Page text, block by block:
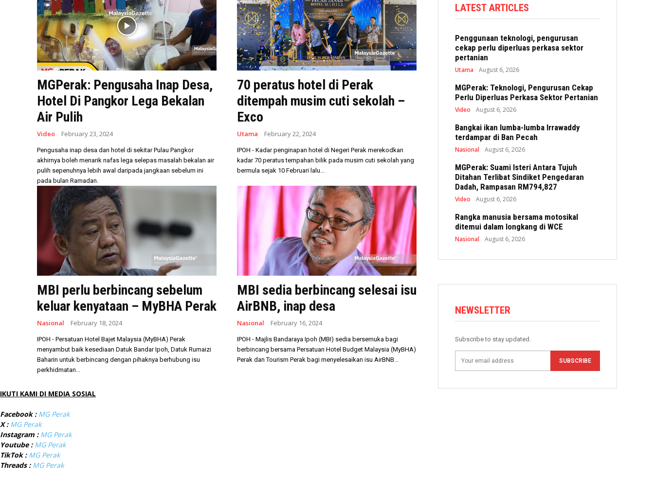
MGPerak: Pengusaha Inap Desa,
Hotel Di Pangkor Lega Bekalan
Air Pulih
Video February 23, 2024
Pengusaha inap desa dan hotel di sekitar Pulau Pangkor
akhirnya boleh menarik nafas lega selepas masalah bekalan air
pulih sepenuhnya lebih awal daripada jangkaan sebelum ini
pada bulan Ramadan.
70 peratus hotel di Perak
ditempah musim cuti sekolah –
Exco
Utama February 22, 2024
IPOH - Kadar penginapan hotel di Negeri Perak merekodkan
kadar 70 peratus tempahan bilik pada musim cuti sekolah yang
bermula sejak 10 Februari lalu...
MBI perlu berbincang sebelum
keluar kenyataan – MyBHA Perak
Nasional February 18, 2024
IPOH - Persatuan Hotel Bajet Malaysia (MyBHA) Perak
menyambut baik kesediaan Datuk Bandar Ipoh, Datuk Rumaizi
Baharin untuk berbincang dengan pihaknya berhubung isu
perkhidmatan...
MBI sedia berbincang selesai isu
AirBNB, inap desa
Nasional February 16, 2024
IPOH - Majlis Bandaraya Ipoh (MBI) sedia bersemuka bagi
berbincang bersama Persatuan Hotel Budget Malaysia (MyBHA)
Perak dan Tourism Perak bagi menyelesaikan isu AirBNB...
LATEST ARTICLES
Penggunaan teknologi, pengurusan
cekap perlu diperluas perkasa sektor
pertanian
Utama August 6, 2026
MGPerak: Teknologi, Pengurusan Cekap
Perlu Diperluas Perkasa Sektor Pertanian
Video August 6, 2026
Bangkai ikan lumba-lumba Irrawaddy
terdampar di Ban Pecah
Nasional August 6, 2026
MGPerak: Suami Isteri Antara Tujuh
Ditahan Terlibat Sindiket Pengedaran
Dadah, Rampasan RM794,827
Video August 6, 2026
Rangka manusia bersama motosikal
ditemui dalam longkang di WCE
Nasional August 6, 2026
NEWSLETTER
Subscribe to stay updated.
SUBSCRIBE
IKUTI KAMI DI MEDIA SOSIAL
Facebook : MG Perak
X : MG Perak
Instagram : MG Perak
Youtube : MG Perak
TikTok : MG Perak
Threads : MG Perak